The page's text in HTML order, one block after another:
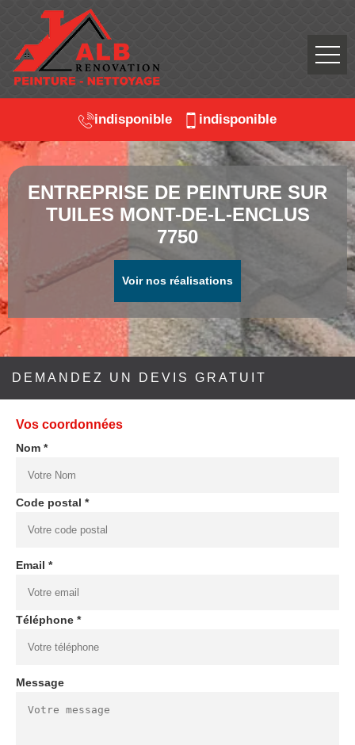
indisponible indisponible
ENTREPRISE DE PEINTURE SUR
TUILES MONT-DE-L-ENCLUS
7750
Voir nos réalisations
DEMANDEZ UN DEVIS GRATUIT
Vos coordonnées
Nom *
Code postal *
Email *
Téléphone *
Message